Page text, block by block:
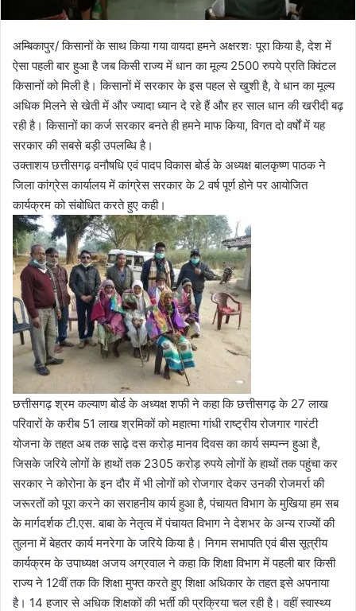
l
अम्बिकापुर/ किसानों के साथ किया गया वायदा हमने अक्षरशः पूरा किया है, देश में
ऐसा पहली बार हुआ है जब किसी राज्य में धान का मूल्य 2500 रुपये प्रति क्विंटल
किसानों को मिली है। किसानों में सरकार के इस पहल से खुशी है, वे धान का मूल्य
अधिक मिलने से खेती में और ज्यादा ध्यान दे रहे हैं और हर साल धान की खरीदी बढ़
रही है। किसानों का कर्ज सरकार बनते ही हमने माफ किया, विगत दो वर्षों में यह
सरकार की सबसे बड़ी उपलब्धि है।
उक्ताशय छत्तीसगढ़ वनौषधि एवं पादप विकास बोर्ड के अध्यक्ष बालकृष्ण पाठक ने
जिला कांग्रेस कार्यालय में कांग्रेस सरकार के 2 वर्ष पूर्ण होने पर आयोजित
कार्यक्रम को संबोधित करते हुए कही।
छत्तीसगढ़ श्रम कल्याण बोर्ड के अध्यक्ष शफी ने कहा कि छत्तीसगढ़ के 27 लाख
परिवारों के करीब 51 लाख श्रमिकों को महात्मा गांधी राष्ट्रीय रोजगार गारंटी
योजना के तहत अब तक साढ़े दस करोड़ मानव दिवस का कार्य सम्पन्न हुआ है,
जिसके जरिये लोगों के हाथों तक 2305 करोड़ रुपये लोगों के हाथों तक पहुंचा कर
सरकार ने कोरोना के इन दौर में भी लोगों को रोजगार देकर उनकी रोजमर्रा की
जरूरतों को पूरा करने का सराहनीय कार्य हुआ है, पंचायत विभाग के मुखिया हम सब
के मार्गदर्शक टी.एस. बाबा के नेतृत्व में पंचायत विभाग ने देशभर के अन्य राज्यों की
तुलना में बेहतर कार्य मनरेगा के जरिये किया है। निगम सभापति एवं बीस सूत्रीय
कार्यक्रम के उपाध्यक्ष अजय अग्रवाल ने कहा कि शिक्षा विभाग में पहली बार किसी
राज्य ने 12वीं तक कि शिक्षा मुफ्त करते हुए शिक्षा अधिकार के तहत इसे अपनाया
है। 14 हजार से अधिक शिक्षकों की भर्ती की प्रक्रिया चल रही है। वहीं स्वास्थ्य